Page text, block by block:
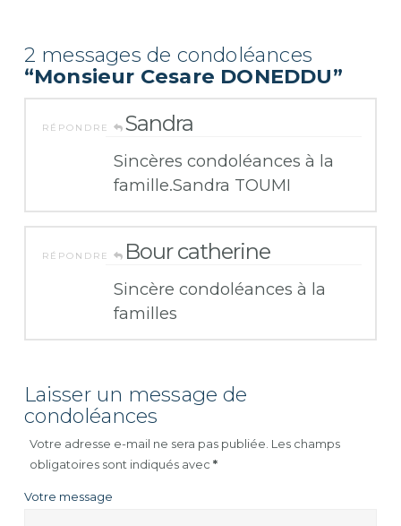
2 messages de condoléances
“Monsieur Cesare DONEDDU”
RÉPONDRE Sandra
Sincères condoléances à la
famille.Sandra TOUMI
RÉPONDRE Bour catherine
Sincère condoléances à la
familles
Laisser un message de
condoléances
Votre adresse e-mail ne sera pas publiée. Les champs
obligatoires sont indiqués avec*
Votre message